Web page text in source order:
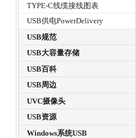
TYPE-C线缆接线图表
USB供电PowerDelivery
USB规范
USB大容量存储
USB百科
USB周边
UVC摄像头
USB资源
Windows系统USB